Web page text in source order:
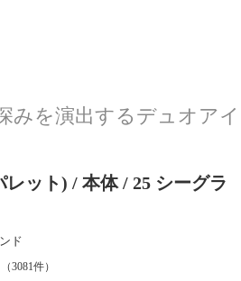
みを演出するデュオアイ
ット) / 本体 / 25 シーグラ
ド
（3081件）